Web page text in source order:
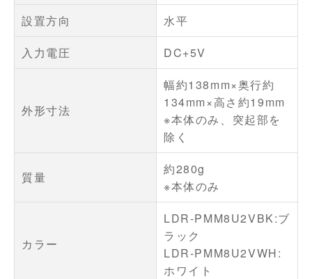
設置方向
水平
入力電圧
DC+5V
外形寸法
幅約138mm×奥行約
134mm×高さ約19mm
※本体のみ、突起部を
除く
質量
約280g
※本体のみ
カラー
LDR-PMM8U2VBK:ブ
ラック
LDR-PMM8U2VWH:
ホワイト